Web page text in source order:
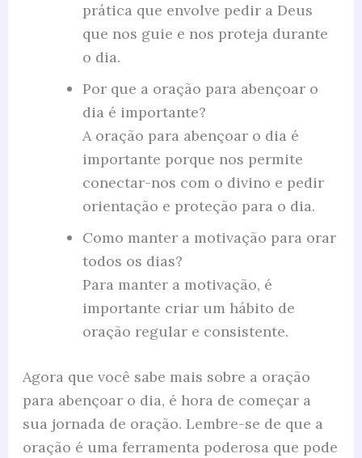
prática que envolve pedir a Deus
que nos guie e nos proteja durante
o dia.
Por que a oração para abençoar o
dia é importante?
A oração para abençoar o dia é
importante porque nos permite
conectar-nos com o divino e pedir
orientação e proteção para o dia.
Como manter a motivação para orar
todos os dias?
Para manter a motivação, é
importante criar um hábito de
oração regular e consistente.
Agora que você sabe mais sobre a oração
para abençoar o dia, é hora de começar a
sua jornada de oração. Lembre-se de que a
oração é uma ferramenta poderosa que pode